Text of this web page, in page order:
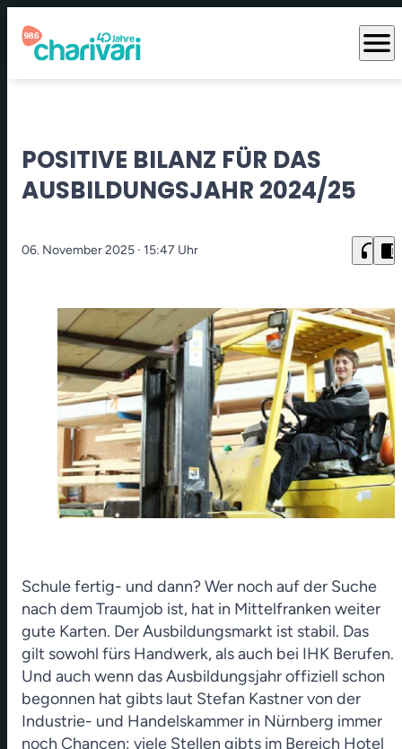
menu
POSITIVE BILANZ FÜR DAS
AUSBILDUNGSJAHR 2024/25
06. November 2025 · 15:47 Uhr headphones chrome_reader_mode
Schule fertig- und dann? Wer noch auf der Suche
nach dem Traumjob ist, hat in Mittelfranken weiter
gute Karten. Der Ausbildungsmarkt ist stabil. Das
gilt sowohl fürs Handwerk, als auch bei IHK Berufen.
Und auch wenn das Ausbildungsjahr offiziell schon
begonnen hat gibts laut Stefan Kastner von der
Industrie- und Handelskammer in Nürnberg immer
noch Chancen: viele Stellen gibts im Bereich Hotel